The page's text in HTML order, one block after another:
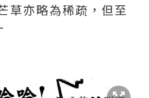
草亦略為稀疏，但至